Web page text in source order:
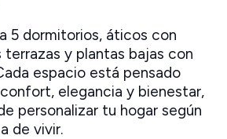
5 dormitorios, áticos con
y plantas bajas con
espacio está pensado
elegancia y bienestar,
personalizar tu hogar según
de vivir.